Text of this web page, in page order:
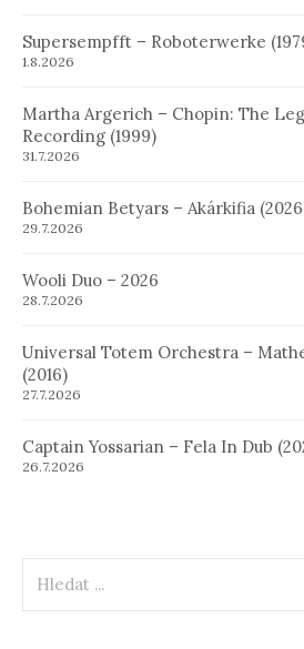
Supersempfft – Roboterwerke
1.8.2026
Martha Argerich – Chopin: The
Recording (1999)
31.7.2026
Bohemian Betyars – Akárkifia
29.7.2026
Wooli Duo – 2026
28.7.2026
Universal Totem Orchestra –
(2016)
27.7.2026
Captain Yossarian – Fela In Dub
26.7.2026